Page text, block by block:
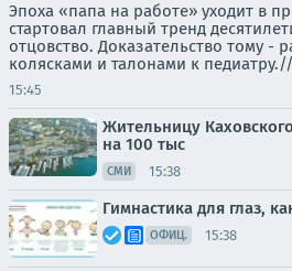
Эпоха «папа на работе» уходит в
стартовал главный тренд
отцовство. Доказательство тому -
колясками и талонами к педиатру.//
15:45
Жительницу
на 100 тыс
СМИ 15:38
Гимнастика для глаз,
ОФИЦ. 15:38